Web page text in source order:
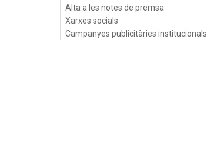
Alta a les notes de premsa
Xarxes socials
Campanyes publicitàries institucionals